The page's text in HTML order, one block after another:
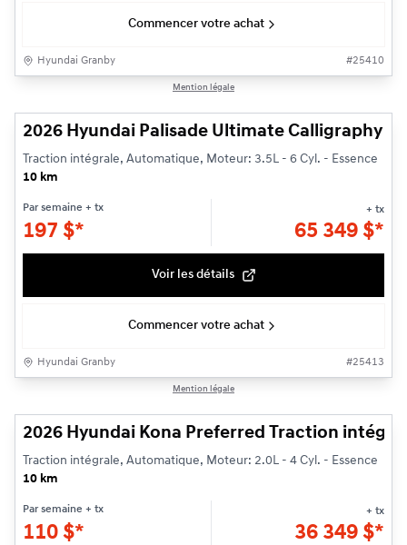
Commencer votre achat
Hyundai Granby #25410
Mention légale
2026 Hyundai Palisade Ultimate Calligraphy
Traction intégrale, Automatique, Moteur: 3.5L - 6 Cyl. - Essence
10 km
Par semaine + tx
197 $*
+ tx
65 349 $*
Voir les détails
Commencer votre achat
Hyundai Granby #25413
Mention légale
2026 Hyundai Kona Preferred Traction
Traction intégrale, Automatique, Moteur: 2.0L - 4 Cyl. - Essence
10 km
Par semaine + tx
110 $*
+ tx
36 349 $*